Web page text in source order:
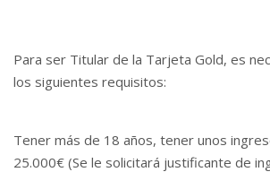
Para ser Titular de la Tarjeta Gold, es
los siguientes requisitos:
Tener más de 18 años, tener unos
25.000€ (Se le solicitará justificante de